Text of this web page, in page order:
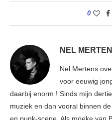
0
NEL
Nel Mertens
voor eeuwig
daarbij enorm ! Sinds mijn
muziek en dan vooral binnen